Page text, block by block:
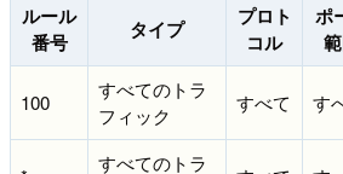
ルール
番号
タイプ
プロト
コル
ポ
100
すべてのトラ
フィック
すべて す
すべてのトラ